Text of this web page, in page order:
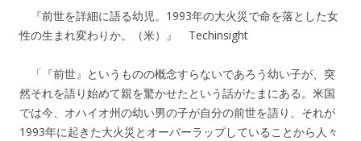
『前世を詳細に語る幼児。1993年の大火災で命を落とした女
性の生まれ変わりか。（米）』 Techinsight
「『前世』というものの概念すらないであろう幼い子が、突
然それを語り始めて親を驚かせたという話がたまにある。米国
では今、オハイオ州の幼い男の子が自分の前世を語り、それが
1993年に起きた大火災とオーバーラップしていることから人々